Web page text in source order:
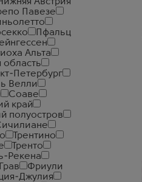
Павезе
Пфальц
Альта
область
Петербург
Велли
Соаве
край
полуостров
Трентино
Тренто
Рекена
Фриули
Джулия